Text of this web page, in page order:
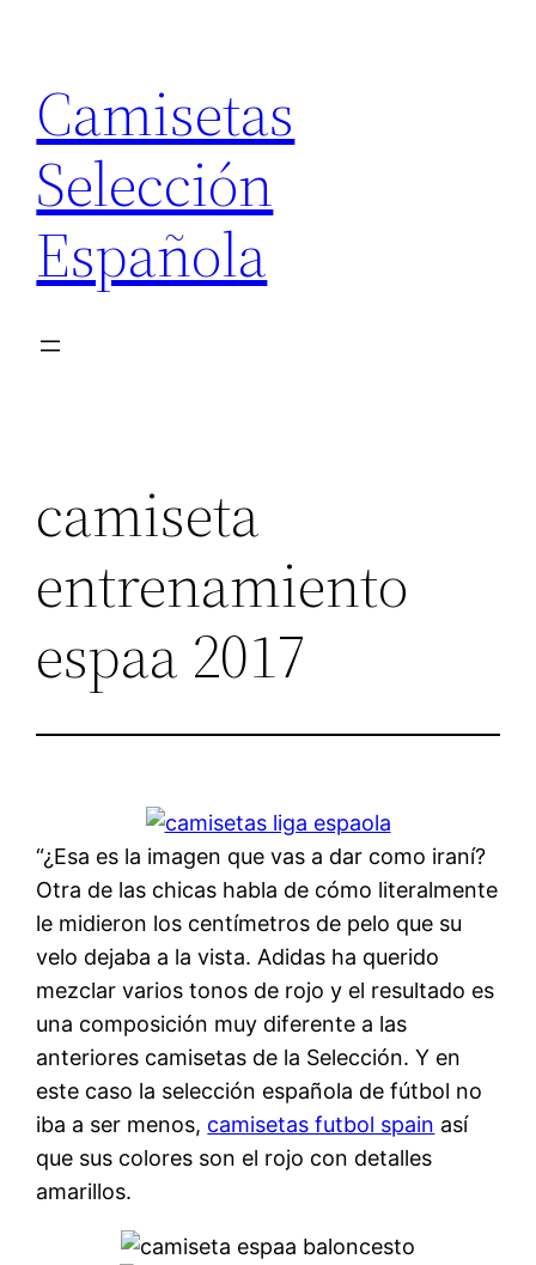
contenido
Camisetas
Selección
Española
camiseta
entrenamiento
espaa 2017
“¿Esa es la imagen que vas a dar como iraní?
Otra de las chicas habla de cómo literalmente
le midieron los centímetros de pelo que su
velo dejaba a la vista. Adidas ha querido
mezclar varios tonos de rojo y el resultado es
una composición muy diferente a las
anteriores camisetas de la Selección. Y en
este caso la selección española de fútbol no
iba a ser menos, camisetas futbol spain así
que sus colores son el rojo con detalles
amarillos.